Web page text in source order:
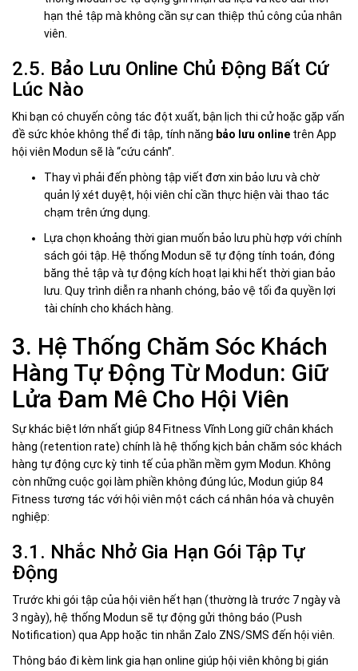
hạn thẻ tập mà không cần sự can thiệp thủ công của nhân
viên.
2.5. Bảo Lưu Online Chủ Động Bất Cứ
Lúc Nào
Khi bạn có chuyến công tác đột xuất, bận lịch thi cử hoặc gặp vấn
đề sức khỏe không thể đi tập, tính năng bảo lưu online trên App
hội viên Modun sẽ là “cứu cánh”.
Thay vì phải đến phòng tập viết đơn xin bảo lưu và chờ
quản lý xét duyệt, hội viên chỉ cần thực hiện vài thao tác
chạm trên ứng dụng.
Lựa chọn khoảng thời gian muốn bảo lưu phù hợp với chính
sách gói tập. Hệ thống Modun sẽ tự động tính toán, đóng
băng thẻ tập và tự động kích hoạt lại khi hết thời gian bảo
lưu. Quy trình diễn ra nhanh chóng, bảo vệ tối đa quyền lợi
tài chính cho khách hàng.
3. Hệ Thống Chăm Sóc Khách
Hàng Tự Động Từ Modun: Giữ
Lửa Đam Mê Cho Hội Viên
Sự khác biệt lớn nhất giúp 84 Fitness Vĩnh Long giữ chân khách
hàng (retention rate) chính là hệ thống kịch bản chăm sóc khách
hàng tự động cực kỳ tinh tế của phần mềm gym Modun. Không
còn những cuộc gọi làm phiền không đúng lúc, Modun giúp 84
Fitness tương tác với hội viên một cách cá nhân hóa và chuyên
nghiệp:
3.1. Nhắc Nhở Gia Hạn Gói Tập Tự
Động
Trước khi gói tập của hội viên hết hạn (thường là trước 7 ngày và
3 ngày), hệ thống Modun sẽ tự động gửi thông báo (Push
Notification) qua App hoặc tin nhắn Zalo ZNS/SMS đến hội viên.
Thông báo đi kèm link gia hạn online giúp hội viên không bị gián